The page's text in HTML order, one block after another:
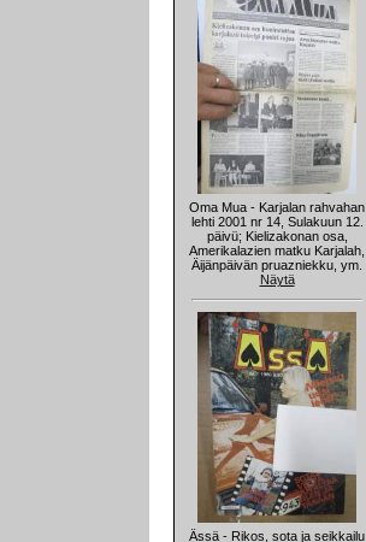
Oma Mua - Karjalan rahvahan
lehti 2001 nr 14, Sulakuun 12.
päivü; Kielizakonan osa,
Amerikalazien matku Karjalah,
Äijänpäivän pruazniekku, ym.
Näytä
Ässä - Rikos, sota ja seikkailu